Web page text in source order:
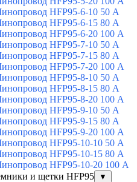
HFP95-6-10 50 А
HFP95-6-15 80 А
HFP95-6-20 100 А
HFP95-7-10 50 А
HFP95-7-15 80 А
HFP95-7-20 100 А
HFP95-8-10 50 А
HFP95-8-15 80 А
HFP95-8-20 100 А
HFP95-9-10 50 А
HFP95-9-15 80 А
HFP95-9-20 100 А
HFP95-10-10 50 А
HFP95-10-15 80 А
HFP95-10-20 100 А
и щетки HFP95
▼